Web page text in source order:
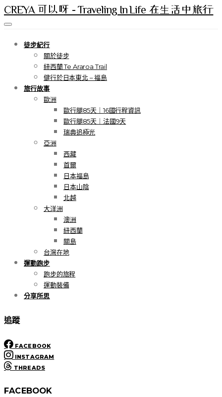
CREYA 可以呀 - Traveling In Life 在生活中旅行
徒步紀行
關於徒步
紐西蘭 Te Araroa Trail
健行於日本東北 – 福島
旅行故事
歐洲
歐行腿85天｜16國行程資訊
歐行腿85天｜法國9天
瑞典追極光
亞洲
西藏
首爾
日本福島
日本山陰
北越
大洋洲
澳洲
紐西蘭
關島
台灣在地
運動跑步
跑步的旅程
運動裝備
分享所思
追蹤
FACEBOOK
INSTAGRAM
THREADS
FACEBOOK